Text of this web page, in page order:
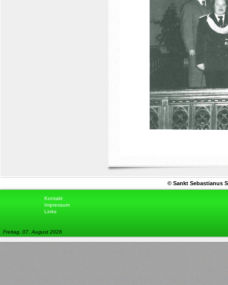
© Sankt Sebastianus
Kontakt
Impressum
Links
Freitag, 07. August 2026